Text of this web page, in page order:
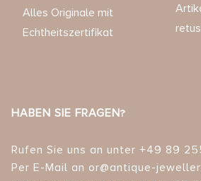
Alles Originale mit
Echtheitszertifikat
HABEN SIE FRAGEN?
Rufen Sie uns an unter +49 89
Per E-Mail an or@antique-